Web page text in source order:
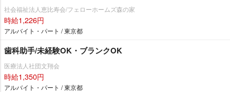
社会福祉法人恵比寿会/フェローホームズ森の家
時給1,226円
アルバイト・パート / 東京都
歯科助手/未経験OK・ブランクOK
医療法人社団文翔会
時給1,350円
アルバイト・パート / 東京都